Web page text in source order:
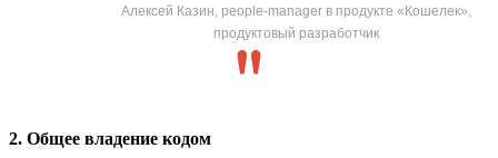
Алексей Казин, people-manager в продукте «Кошелек»,
продуктовый разработчик
2. Общее владение кодом